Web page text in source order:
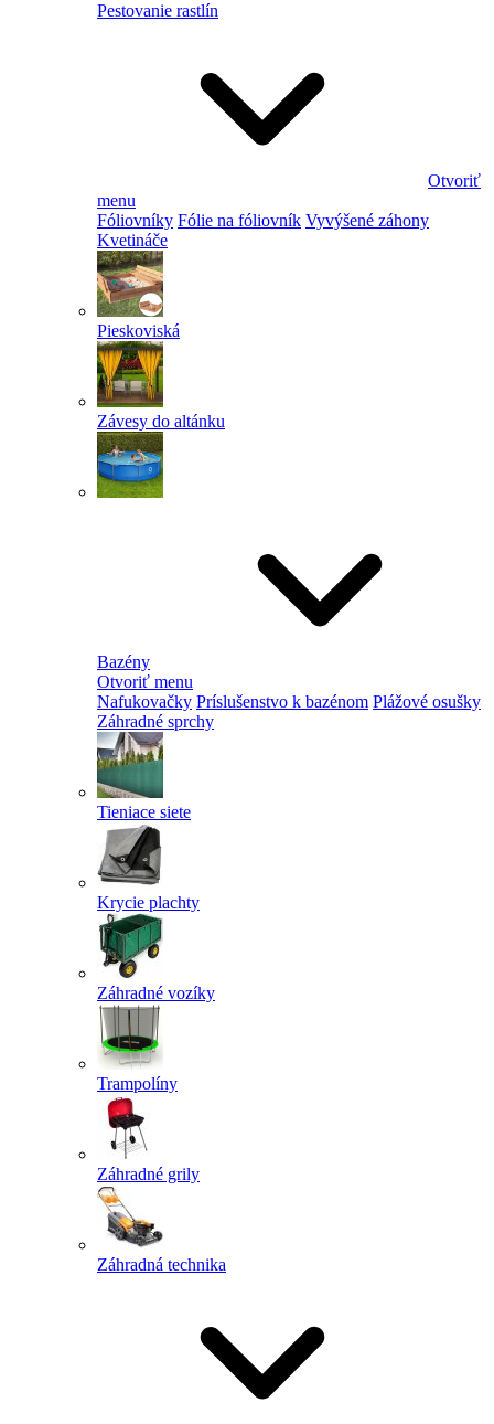
Pestovanie rastlín
Otvoriť
menu
Fóliovníky Fólie na fóliovník Vyvýšené záhony
Kvetináče
Pieskoviská
Závesy do altánku
Bazény
Otvoriť menu
Nafukovačky Príslušenstvo k bazénom Plážové osušky
Záhradné sprchy
Tieniace siete
Krycie plachty
Záhradné vozíky
Trampolíny
Záhradné grily
Záhradná technika